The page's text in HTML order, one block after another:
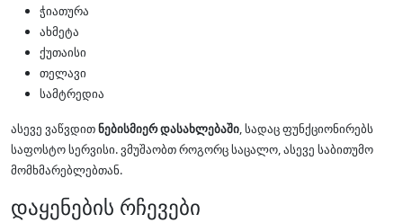
ჭიათურა
ახმეტა
ქუთაისი
თელავი
სამტრედია
ასევე ვაწვდითნებისმიერ დასახლებაში, სადაც ფუნქციონირებს
საფოსტო სერვისი. ვმუშაობთ როგორც საცალო, ასევე საბითუმო
მომხმარებლებთან.
დაყენების რჩევები